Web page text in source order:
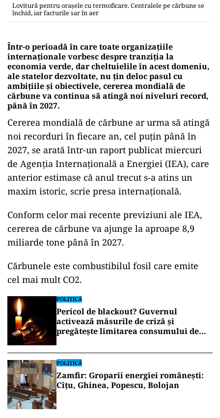
Lovitură pentru orașele cu termoficare. Centralele pe cărbune se
închid, iar facturile sar în aer
Într-o perioadă în care toate organizaţiile
internaţionale vorbesc despre tranziţia la
economia verde, dar cheltuielile în acest domeniu,
ale statelor dezvoltate, nu ţin deloc pasul cu
ambiţiile şi obiectivele, cererea mondială de
cărbune va continua să atingă noi niveluri record,
până în 2027.
Cererea mondială de cărbune ar urma să atingă
noi recorduri în fiecare an, cel puţin până în
2027, se arată într-un raport publicat miercuri
de Agenţia Internaţională a Energiei (IEA), care
anterior estimase că anul trecut s-a atins un
maxim istoric, scrie presa internaţională.
Conform celor mai recente previziuni ale IEA,
cererea de cărbune va ajunge la aproape 8,9
miliarde tone până în 2027.
ad
Cărbunele este combustibilul fosil care emite